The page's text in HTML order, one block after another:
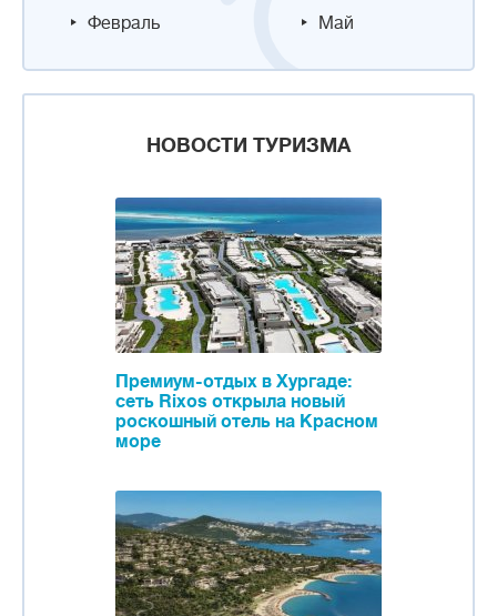
Февраль
Май
НОВОСТИ ТУРИЗМА
Премиум-отдых в Хургаде:
сеть Rixos открыла новый
роскошный отель на Красном
море